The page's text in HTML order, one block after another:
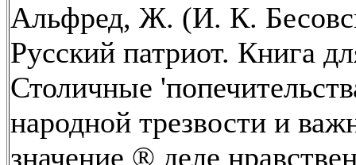
Альфред, Ж. (И. К.
Русский патриот. Книга
Столичные
народной трезвости и
значение ® деле